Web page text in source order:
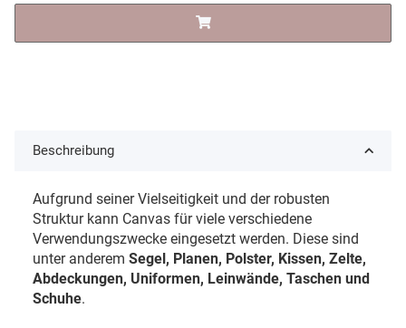
Beschreibung
Aufgrund seiner Vielseitigkeit und der robusten
Struktur kann Canvas für viele verschiedene
Verwendungszwecke eingesetzt werden. Diese sind
unter anderem Segel, Planen, Polster, Kissen, Zelte,
Abdeckungen, Uniformen, Leinwände, Taschen und
Schuhe.